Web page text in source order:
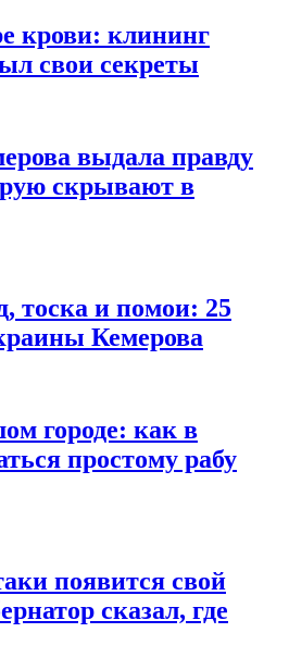
крови: клининг
свои секреты
выдала правду
скрывают в
тоска и помои: 25
Кемерова
городе: как в
простому рабу
появится свой
сказал, где